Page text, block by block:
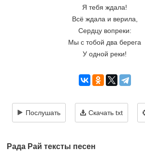
Я тебя ждала!
Всё ждала и верила,
Сердцу вопреки:
Мы с тобой два берега
У одной реки!
Послушать Скачать txt
Рада Рай тексты песен